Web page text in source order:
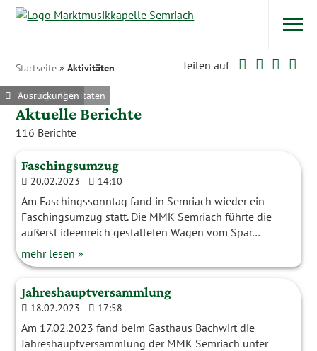
Startseite »Aktivitäten Teilen auf TwitterFacebook
Aktuelle Berichte
116 Berichte
Ausrückungen
Faschingsumzug
20.02.2023 14:10
Am Faschingssonntag fand in Semriach wieder ein
Faschingsumzug statt. Die MMK Semriach führte die
äußerst ideenreich gestalteten Wägen vom Spar…
mehr lesen »
Ausrückungen
Jahreshauptversammlung
18.02.2023 17:58
Am 17.02.2023 fand beim Gasthaus Bachwirt die
Jahreshauptversammlung der MMK Semriach unter
Ausrückungen
Ausrückungen
Ausrückungen
Ausrückungen
Ausrückungen
Ausrückungen
Sonstige Aktivitäten
Ausrückungen